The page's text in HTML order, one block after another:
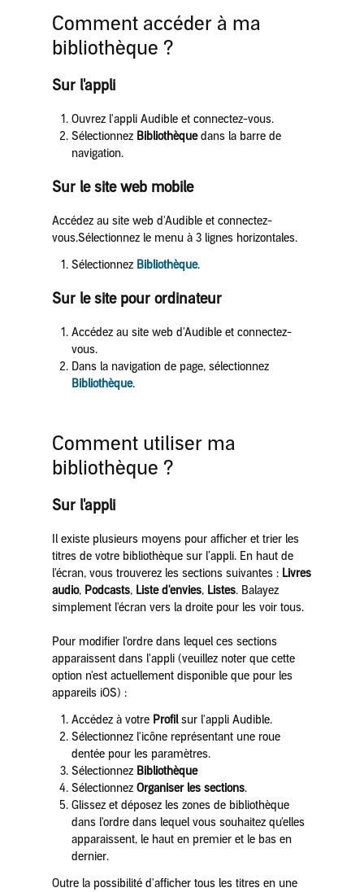
Comment accéder à ma
bibliothèque ?
Sur l'appli
Ouvrez l'appli Audible et connectez-vous.
Sélectionnez Bibliothèquedans la barre de
navigation.
Sur le site web mobile
Accédez au site web d'Audible et connectez-
vous.Sélectionnez le menu à 3 lignes horizontales.
Sélectionnez Bibliothèque.
Sur le site pour ordinateur
Accédez au site web d'Audible et connectez-
vous.
Dans la navigation de page, sélectionnez
Bibliothèque.
Comment utiliser ma
bibliothèque ?
Sur l'appli
Il existe plusieurs moyens pour afficher et trier les
titres de votre bibliothèque sur l’appli. En haut de
l'écran, vous trouverez les sections suivantes : Livres
audio, Podcasts, Liste d'envies, Listes. Balayez
simplement l'écran vers la droite pour les voir tous.
Pour modifier l'ordre dans lequel ces sections
apparaissent dans l'appli (veuillez noter que cette
option n'est actuellement disponible que pour les
appareils iOS) :
Accédez à votre Profilsur l'appli Audible.
Sélectionnez l'icône représentant une roue
dentée pour les paramètres.
Sélectionnez Bibliothèque
Sélectionnez Organiser les sections.
Glissez et déposez les zones de bibliothèque
dans l'ordre dans lequel vous souhaitez qu'elles
apparaissent, le haut en premier et le bas en
dernier.
Outre la possibilité d'afficher tous les titres en une